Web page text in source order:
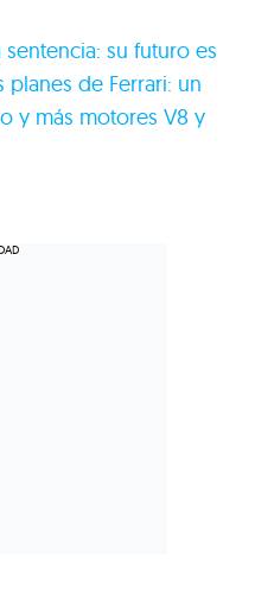
sentencia: su futuro es
planes de Ferrari: un
y más motores V8 y